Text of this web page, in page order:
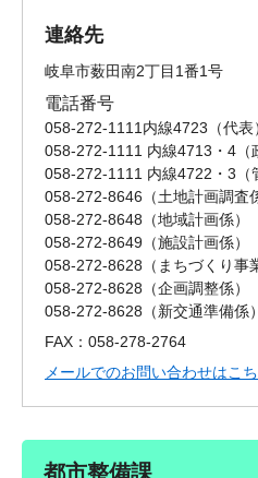
連絡先
岐阜市薮田南2丁目1番1号
電話番号
058-272-1111内線4723
代表
058-272-1111 内線4713・4
058-272-1111 内線4722・3
058-272-8646
土地計画調査
058-272-8648
地域計画係
058-272-8649
施設計画係
058-272-8628
まちづくり事
058-272-8628
企画調整係
058-272-8628
新交通準備係
FAX：058-278-2764
メールでのお問い合わせはこ
都市整備課